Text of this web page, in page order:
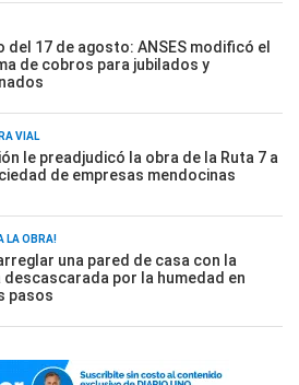
del 17 de agosto: ANSES modificó el
de cobros para jubilados y
VIAL
le preadjudicó la obra de la Ruta 7 a
de empresas mendocinas
LA OBRA!
una pared de casa con la
descascarada por la humedad en
pasos